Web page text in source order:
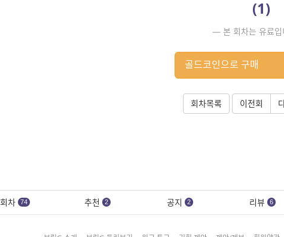
(1)
— 본 회차는 유료
골드코인으로 구매
회차목록 이전회
회차 74 추천 2 공지 2 리뷰 6